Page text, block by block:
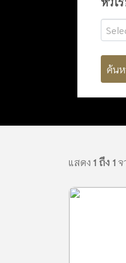
ค้น
แสดง1 ถึง 1จ